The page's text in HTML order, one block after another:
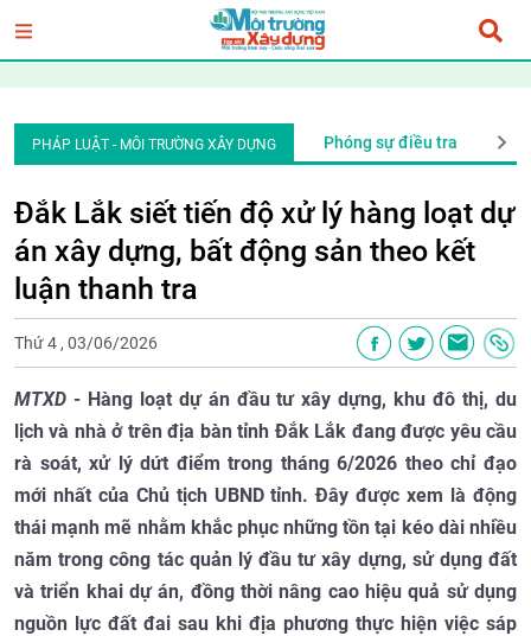
PHÁP LUẬT - MÔI TRƯỜNG XÂY DỰNG
An ninh trật tự Văn bản pháp quy Phóng sự điều tra An
Đắk Lắk siết tiến độ xử lý hàng loạt dự
án xây dựng, bất động sản theo kết
luận thanh tra
Thứ 4 , 03/06/2026
MTXD - Hàng loạt dự án đầu tư xây dựng, khu đô thị, du
lịch và nhà ở trên địa bàn tỉnh Đắk Lắk đang được yêu cầu
rà soát, xử lý dứt điểm trong tháng 6/2026 theo chỉ đạo
mới nhất của Chủ tịch UBND tỉnh. Đây được xem là động
thái mạnh mẽ nhằm khắc phục những tồn tại kéo dài nhiều
năm trong công tác quản lý đầu tư xây dựng, sử dụng đất
và triển khai dự án, đồng thời nâng cao hiệu quả sử dụng
nguồn lực đất đai sau khi địa phương thực hiện việc sáp